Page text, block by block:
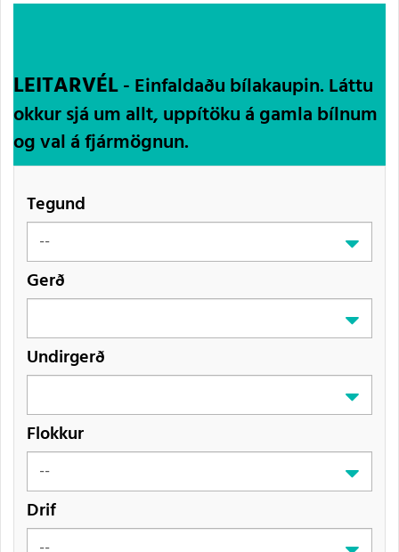
LEITARVÉL- Einfaldaðu bílakaupin. Láttu
okkur sjá um allt, uppítöku á gamla bílnum
og val á fjármögnun.
Tegund
Gerð
Undirgerð
Flokkur
Drif